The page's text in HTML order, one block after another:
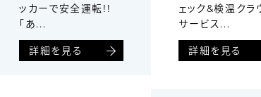
ッカーで安全運転!!
「あ...
詳細を見る
ェック&検温クラ
サービス...
詳細を見る